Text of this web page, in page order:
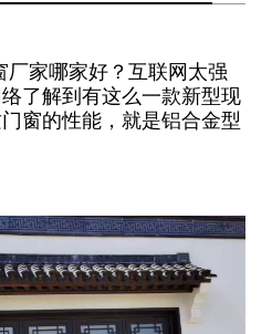
厂家哪家好？互联网太强
了解到有这么一款新型现
门窗的性能，就是铝合金型